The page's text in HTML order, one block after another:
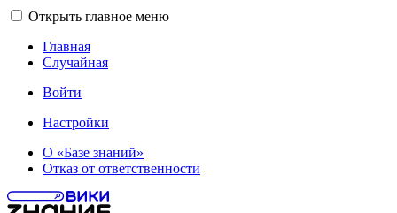
Открыть главное меню
Главная
Случайная
Войти
Настройки
О «Базе знаний»
Отказ от ответственности